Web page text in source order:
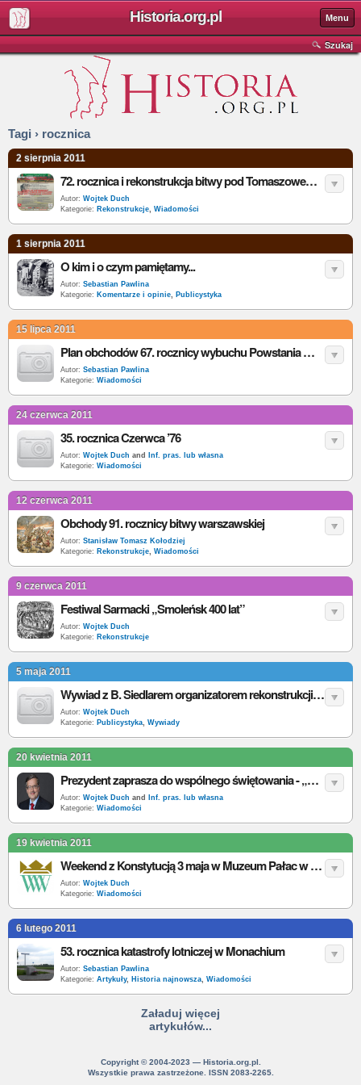
Historia.org.pl Menu
Szukaj
Tagi › rocznica
2 sierpnia 2011
72. rocznica i rekonstrukcja bitwy pod Tomaszowem Lubelskim
Autor: Wojtek Duch
Kategorie: Rekonstrukcje, Wiadomości
1 sierpnia 2011
O kim i o czym pamiętamy...
Autor: Sebastian Pawlina
Kategorie: Komentarze i opinie, Publicystyka
15 lipca 2011
Plan obchodów 67. rocznicy wybuchu Powstania Warszawskiego
Autor: Sebastian Pawlina
Kategorie: Wiadomości
24 czerwca 2011
35. rocznica Czerwca ’76
Autor: Wojtek Duch and
Inf. pras. lub własna
Kategorie: Wiadomości
12 czerwca 2011
Obchody 91. rocznicy bitwy warszawskiej
Autor: Stanisław Tomasz Kołodziej
Kategorie: Rekonstrukcje, Wiadomości
9 czerwca 2011
Festiwal Sarmacki „Smoleńsk 400 lat”
Autor: Wojtek Duch
Kategorie: Rekonstrukcje
5 maja 2011
Wywiad z B. Siedlarem organizatorem rekonstrukcji w 400. rocznicę zdobycia Smoleńska
Autor: Wojtek Duch
Kategorie: Publicystyka, Wywiady
20 kwietnia 2011
Prezydent zaprasza do wspólnego świętowania - „Majówka z Polską” 2011
Autor: Wojtek Duch and
Inf. pras. lub własna
Kategorie: Wiadomości
19 kwietnia 2011
Weekend z Konstytucją 3 maja w Muzeum Pałac w Wilanowie
Autor: Wojtek Duch
Kategorie: Wiadomości
6 lutego 2011
53. rocznica katastrofy lotniczej w Monachium
Autor: Sebastian Pawlina
Kategorie: Artykuły, Historia najnowsza, Wiadomości
Załaduj więcej
artykułów...
Copyright © 2004-2023 — Historia.org.pl.
Wszystkie prawa zastrzeżone. ISSN 2083-2265.